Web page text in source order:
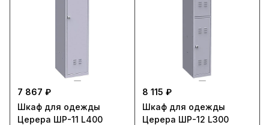
7 867 ₽
Шкаф для одежды
Церера ШР-11 L400
8 115 ₽
Шкаф для одежды
Церера ШР-12 L300